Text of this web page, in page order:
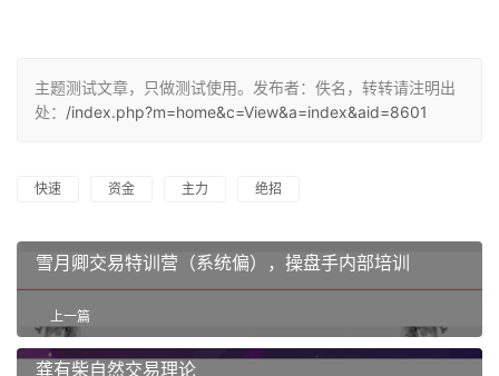
主题测试文章，只做测试使用。发布者：佚名，转转请注明出
处： /index.php?m=home&c=View&a=index&aid=8601
快速 资金 主力 绝招
雪月卿交易特训营（系统偏），操盘手内部培训
上一篇
龚有柴自然交易理论